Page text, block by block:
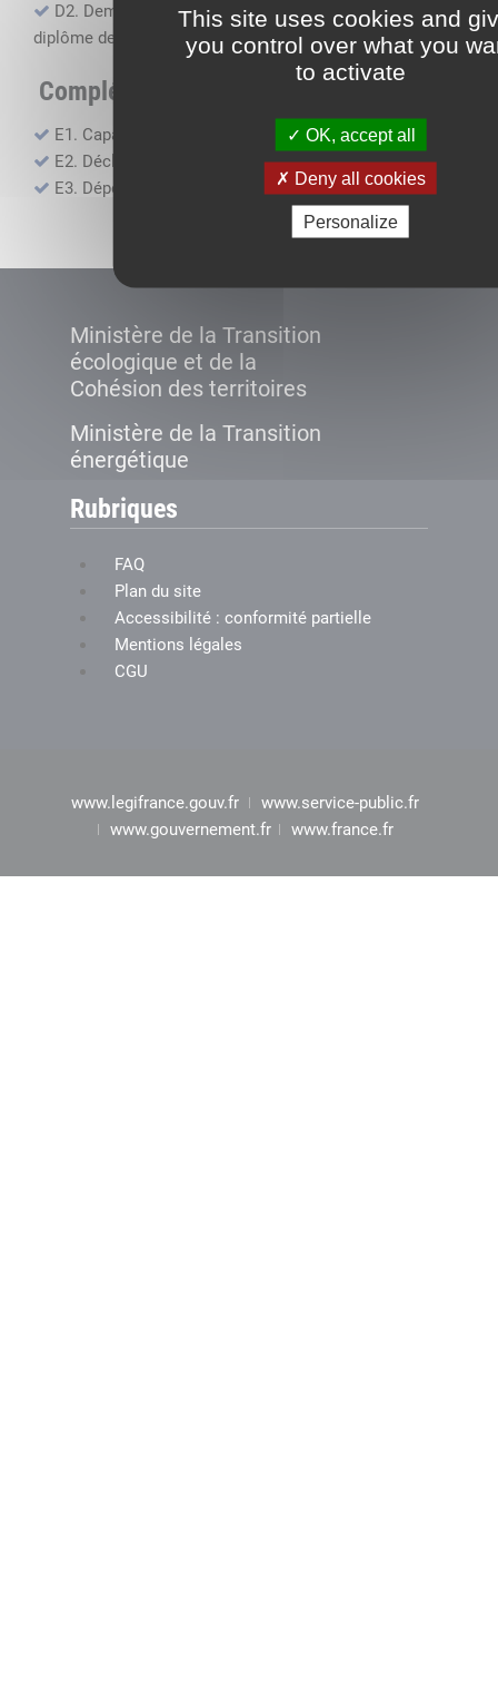
This site uses cookies and
you control over what you
to activate
OK, accept all
Deny all cookies
Personalize
D2. Demande de certificat attestant l'obtention du
diplôme de capacité professionnelle
Compléments, suivi financier
E1. Capacité financière
E2. Déclaration de sous-traitance
E3. Dépôt des comptes annuels
Ministère de la Transition
écologique et de la
Cohésion des territoires
Ministère de la Transition
énergétique
Rubriques
FAQ
Plan du site
Accessibilité : conformité partielle
Mentions légales
CGU
www.legifrance.gouv.fr
www.service-public.fr
www.gouvernement.fr
www.france.fr